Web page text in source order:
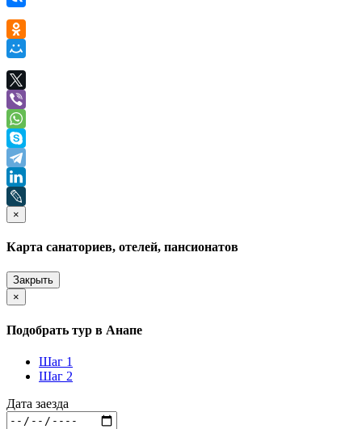
×
Карта санаториев, отелей, пансионатов
Закрыть
×
Подобрать тур в Анапе
Шаг 1
Шаг 2
Дата заезда